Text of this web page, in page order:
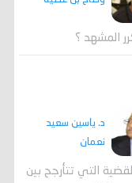
المشهد ؟
د. ياسين سعيد
نعمان
التي تتأرجح بين